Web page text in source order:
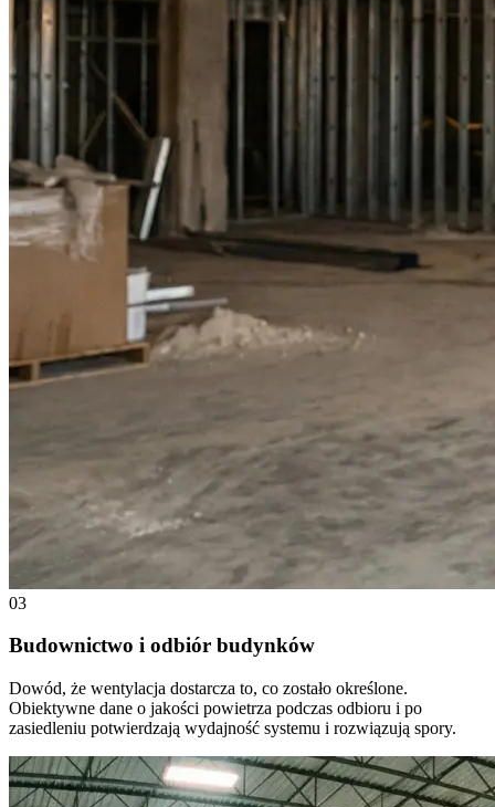
03
Budownictwo i odbiór budynków
Dowód, że wentylacja dostarcza to, co zostało określone.
Obiektywne dane o jakości powietrza podczas odbioru i po
zasiedleniu potwierdzają wydajność systemu i rozwiązują spory.